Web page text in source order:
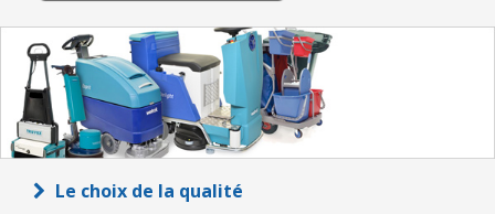
Le choix de la qualité